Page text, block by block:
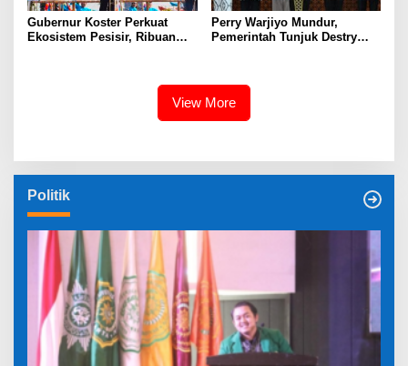
Gubernur Koster Perkuat
Ekosistem Pesisir, Ribuan
Perry Warjiyo Mundur,
Pemerintah Tunjuk Destry
View More
Politik